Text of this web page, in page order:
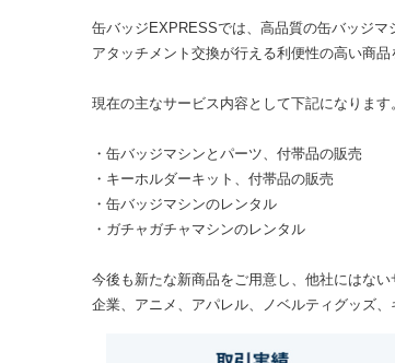
缶バッジEXPRESSでは、高品質の缶バッジマ
アタッチメント交換が行える利便性の高い商品
現在の主なサービス内容として下記になります
・缶バッジマシンとパーツ、付帯品の販売
・キーホルダーキット、付帯品の販売
・缶バッジマシンのレンタル
・ガチャガチャマシンのレンタル
今後も新たな新商品をご用意し、他社にはない
企業、アニメ、アパレル、ノベルティグッズ